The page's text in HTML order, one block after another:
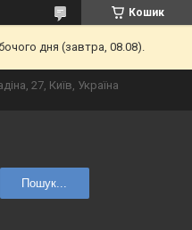
Кошик
дня (завтра, 08.08).
27, Київ, Україна
Пошук...